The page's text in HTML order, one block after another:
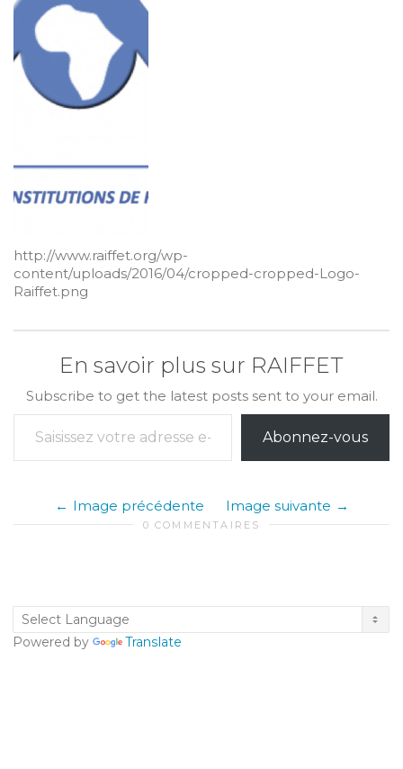
http://www.raiffet.org/wp-
content/uploads/2016/04/cropped-cropped-Logo-
Raiffet.png
En savoir plus sur RAIFFET
Subscribe to get the latest posts sent to your email.
Saisissez votre adresse e-mail…
Abonnez-vous
Image précédente Image suivante
0 COMMENTAIRES
Powered by Translate